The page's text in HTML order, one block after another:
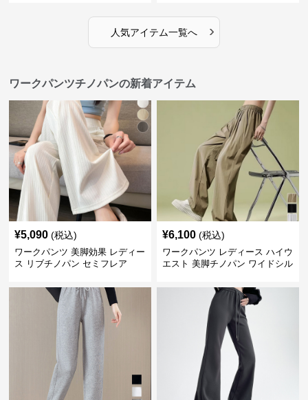
人気アイテム一覧へ ›
ワークパンツチノパンの新着アイテム
¥5,090 (税込)
ワークパンツ 美脚効果 レディー
ス リブチノパン セミフレア
¥6,100 (税込)
ワークパンツ レディース ハイウ
エスト 美脚チノパン ワイドシル